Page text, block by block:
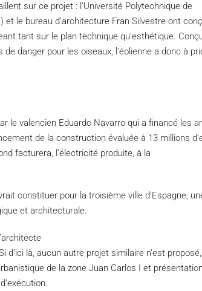
sur ce projet : l’Université Polytechnique de
et le bureau d’architecture Fran Silvestre ont
tant sur le plan technique qu’esthétique.
danger pour les oiseaux, l’éolienne a donc à
le valencien Eduardo Navarro qui a financé les
de la construction évaluée à 13 millions
facturera, l’électricité produite, à la
constituer pour la troisième ville d’Espagne,
et architecturale.
là, aucun autre projet similaire n’est proposé,
de la zone Juan Carlos I et